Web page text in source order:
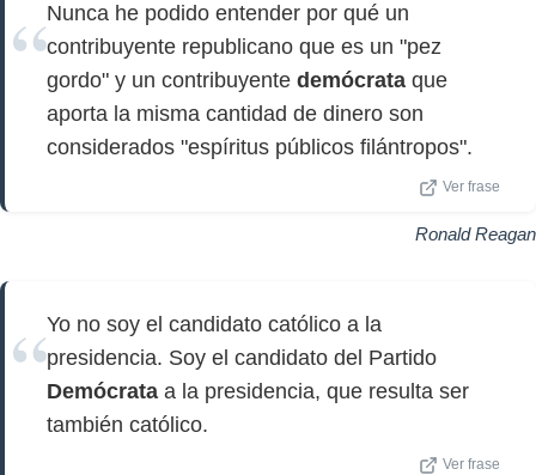
Nunca he podido entender por qué un
contribuyente republicano que es un "pez
gordo" y un contribuyente demócrata que
aporta la misma cantidad de dinero son
considerados "espíritus públicos filántropos".
Ver frase
Ronald Reagan
Yo no soy el candidato católico a la
presidencia. Soy el candidato del Partido
Demócrata a la presidencia, que resulta ser
también católico.
Ver frase